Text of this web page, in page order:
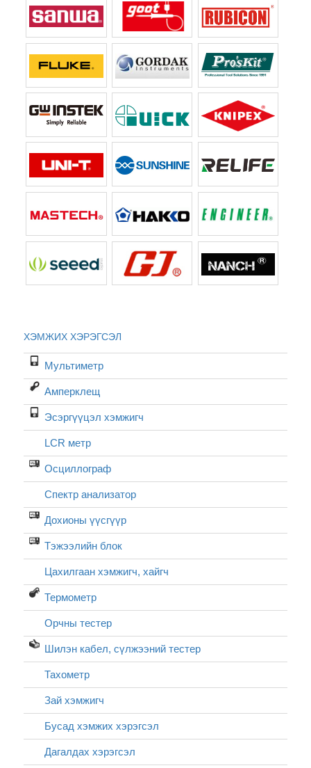
ХЭМЖИХ ХЭРЭГСЭЛ
Мультиметр
Амперклещ
Эсэргүүцэл хэмжигч
LCR метр
Осциллограф
Спектр анализатор
Дохионы үүсгүүр
Тэжээлийн блок
Цахилгаан хэмжигч, хайгч
Термометр
Орчны тестер
Шилэн кабел, cүлжээний тестер
Тахометр
Зай хэмжигч
Бусад хэмжих хэрэгсэл
Дагалдах хэрэгсэл